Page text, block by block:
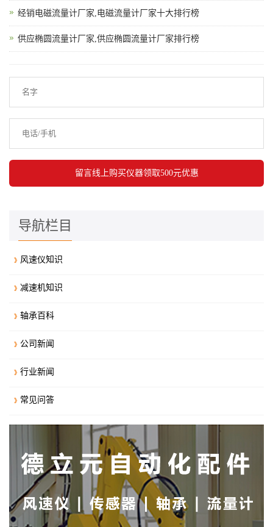
经销电磁流量计厂家,电磁流量计厂家十大排行榜
供应椭圆流量计厂家,供应椭圆流量计厂家排行榜
导航栏目
风速仪知识
减速机知识
轴承百科
公司新闻
行业新闻
常见问答